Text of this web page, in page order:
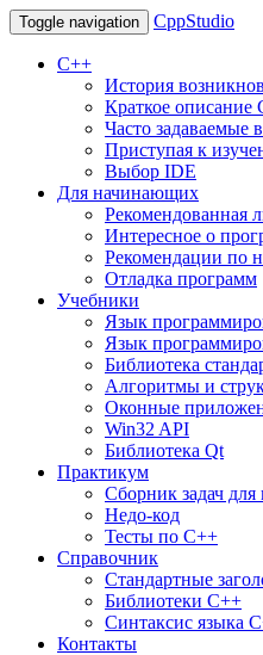
Toggle navigation CppStudio
С++
История
Краткое описание
Часто задаваемые
Приступая к
Выбор IDE
Для начинающих
Рекомендованная
Интересное о
Рекомендации по
Отладка программ
Учебники
Язык
Язык
Библиотека
Алгоритмы и
Оконные
Win32 API
Библиотека Qt
Практикум
Сборник задач для
Недо-код
Тесты по С++
Справочник
Стандартные
Библиотеки С++
Синтаксис языка
Контакты